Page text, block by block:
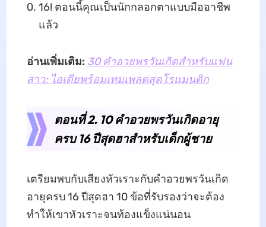
16! ตอนนี้คุณเป็นนักกลอกตาแบบมืออาชีพ
แล้ว
อ่านเพิ่มเติม: 30 คำอวยพรวันเกิดสำหรับแฟน
สาว: ไอเดียพร้อมเทมเพลตสุดโรแมนติก
ตอนที่ 2. 10 คำอวยพรวันเกิดอายุ
ครบ 16 ปีสุดฮาสำหรับเด็กผู้ชาย
เตรียมพบกับเสียงหัวเราะกับคำอวยพรวันเกิด
อายุครบ 16 ปีสุดฮา 10 ข้อที่รับรองว่าจะต้อง
ทำให้เขาหัวเราะจนท้องแข็งแน่นอน